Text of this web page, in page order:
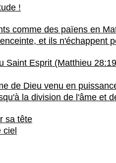
!
comme des païens en
et ils n'échappent
Saint Esprit (Matthieu
de Dieu venu en
la division de l'âme et
sa tête